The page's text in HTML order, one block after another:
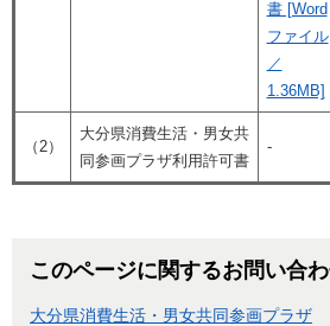
書 [Word
ファイル
／
1.36MB]
（2）
大分県消費生活・男女共
同参画プラザ利用許可書
-
このページに関するお問い合
大分県消費生活・男女共同参画プラザ